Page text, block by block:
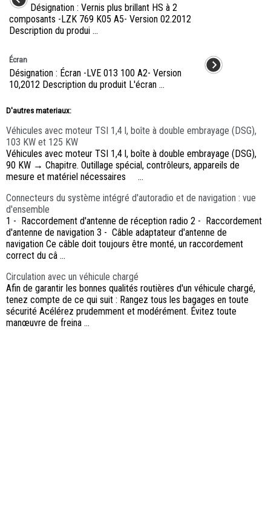
Désignation : Vernis plus brillant HS à 2
composants -LZK 769 K05 A5- Version 02.2012
Description du produi ...
Écran
Désignation : Écran -LVE 013 100 A2- Version
10,2012 Description du produit L'écran ...
D'autres materiaux:
Véhicules avec moteur TSI 1,4 l, boîte à double embrayage (DSG),
103 KW et 125 KW
Véhicules avec moteur TSI 1,4 l, boîte à double embrayage (DSG),
90 KW → Chapitre. Outillage spécial, contrôleurs, appareils de
mesure et matériel nécessaires ...
Connecteurs du système intégré d'autoradio et de navigation : vue
d'ensemble
1 - Raccordement d'antenne de réception radio 2 - Raccordement
d'antenne de navigation 3 - Câble adaptateur d'antenne de
navigation Ce câble doit toujours être monté, un raccordement
correct du câ ...
Circulation avec un véhicule chargé
Afin de garantir les bonnes qualités routières d'un véhicule chargé,
tenez compte de ce qui suit : Rangez tous les bagages en toute
sécurité Acélérez prudemment et modérément. Évitez toute
manœuvre de freina ...